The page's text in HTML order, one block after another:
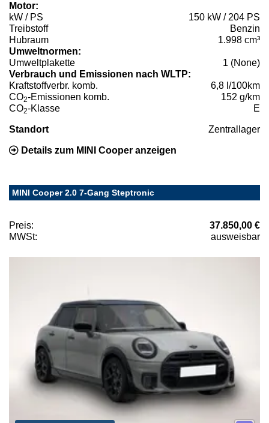
Motor:
kW / PS
150 kW / 204 PS
Treibstoff
Benzin
Hubraum
1.998 cm³
Umweltnormen:
Umweltplakette
1 (None)
Verbrauch und Emissionen nach WLTP:
Kraftstoffverbr. komb.
6,8 l/100km
CO2-Emissionen komb.
152 g/km
CO2-Klasse E
Standort Zentrallager
Details zum MINI Cooper anzeigen
MINI Cooper 2.0 7-Gang Steptronic
Preis:
37.850,00 €
MWSt:
ausweisbar